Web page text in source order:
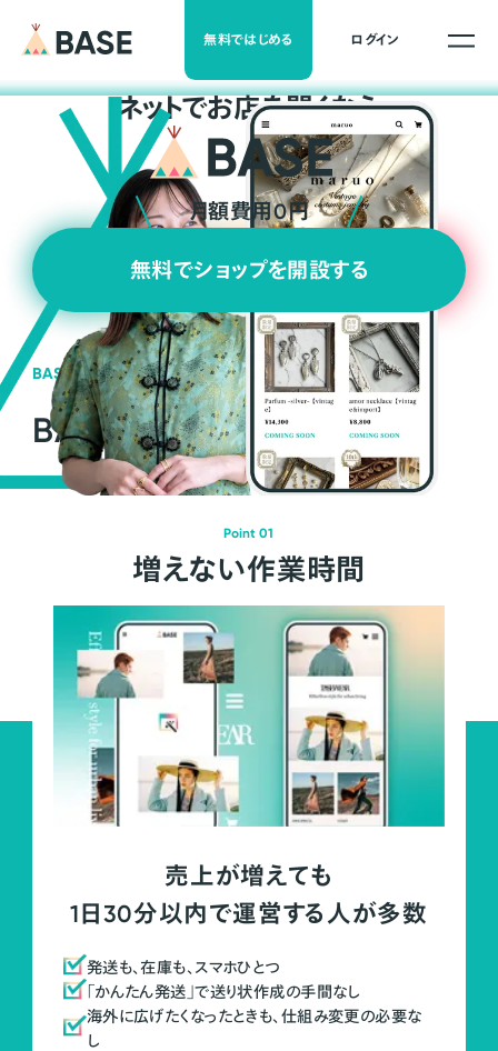
無料ではじめる ログイン
ネットでお店を開くなら
月額費用0円
無料でショップを開設する
BASEの強み
BASEが強い3つの理由
Point 01
増えない作業時間
売上が増えても
1日30分以内で運営する人が多数
発送も、在庫も、スマホひとつ
「かんたん発送」で送り状作成の手間なし
海外に広げたくなったときも、仕組み変更の必要な
し